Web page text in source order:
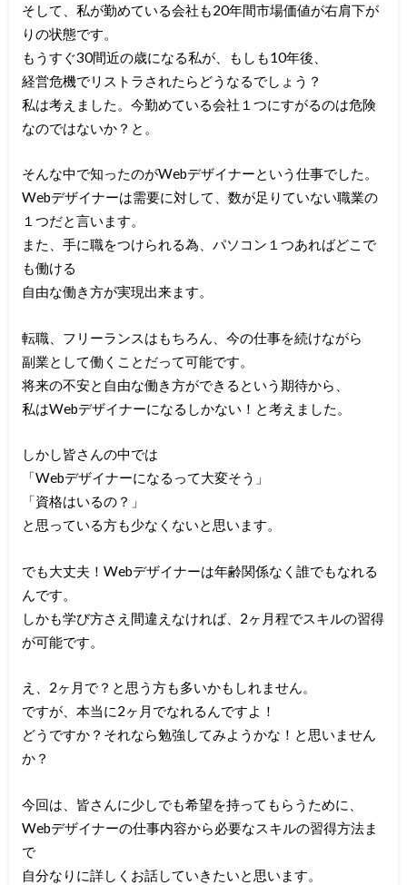
そして、私が勤めている会社も20年間市場価値が右肩下が
りの状態です。
もうすぐ30間近の歳になる私が、もしも10年後、
経営危機でリストラされたらどうなるでしょう？
私は考えました。今勤めている会社１つにすがるのは危険
なのではないか？と。
そんな中で知ったのがWebデザイナーという仕事でした。
Webデザイナーは需要に対して、数が足りていない職業の
１つだと言います。
また、手に職をつけられる為、パソコン１つあればどこで
も働ける
自由な働き方が実現出来ます。
転職、フリーランスはもちろん、今の仕事を続けながら
副業として働くことだって可能です。
将来の不安と自由な働き方ができるという期待から、
私はWebデザイナーになるしかない！と考えました。
しかし皆さんの中では
「Webデザイナーになるって大変そう」
「資格はいるの？」
と思っている方も少なくないと思います。
でも大丈夫！Webデザイナーは年齢関係なく誰でもなれる
んです。
しかも学び方さえ間違えなければ、2ヶ月程でスキルの習得
が可能です。
え、2ヶ月で？と思う方も多いかもしれません。
ですが、本当に2ヶ月でなれるんですよ！
どうですか？それなら勉強してみようかな！と思いません
か？
今回は、皆さんに少しでも希望を持ってもらうために、
Webデザイナーの仕事内容から必要なスキルの習得方法ま
で
自分なりに詳しくお話していきたいと思います。